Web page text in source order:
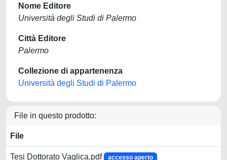
Nome Editore
Università degli Studi di Palermo
Città Editore
Palermo
Collezione di appartenenza
Università degli Studi di Palermo
File in questo prodotto:
File
Tesi Dottorato Vaglica.pdf accesso aperto